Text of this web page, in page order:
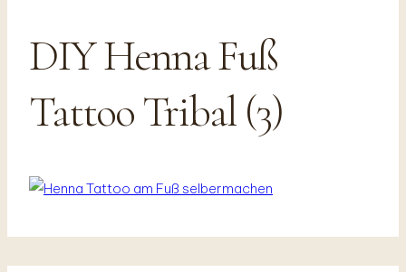
DIY Henna Fuß
Tattoo Tribal (3)